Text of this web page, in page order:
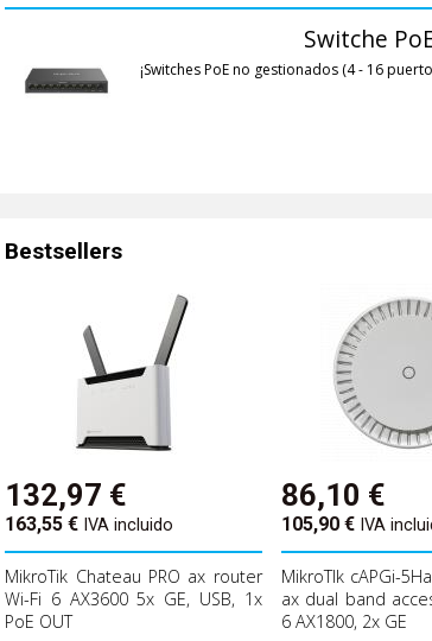
Switche
¡Switches PoE no gestionados (4 - 16
Bestsellers
132,97 €
163,55 € IVA incluido
MikroTik Chateau PRO ax router
Wi-Fi 6 AX3600 5x GE, USB, 1x
PoE OUT
86,10 €
105,90€ IVA
MikroTIk cAPGi-
ax dual band
6 AX1800, 2x GE